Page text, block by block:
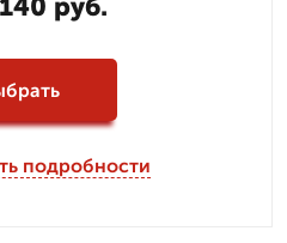
руб.
подробности